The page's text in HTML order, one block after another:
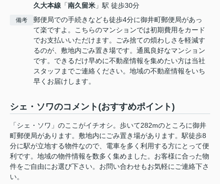
久大本線 「南久留米 」駅 徒歩30分
備考
郵便局での手続きなども徒歩4分に御井町郵便局があっ
て楽ですよ。こちらのマンションでは初期費用をカード
でお支払いいただけます。ごみ捨ての煩わしさを軽減す
るのが、敷地内ごみ置き場です。通風良好なマンション
です。できるだけ早めに不動産情報を集めたい方は当社
スタッフまでご連絡ください。地域の不動産情報をいち
早くお届けします。
シェ・ソワのコメント(おすすめポイント)
「シェ・ソワ」のここがイチオシ。歩いて282mのところに御井
町郵便局があります。敷地内にごみ置き場があります。駅徒歩8
分に駅が立地する物件なので、電車を多く利用する方にとって便
利です。地域の物件情報を数多く集めました。お客様に合った物
件をご自由にお選び下さい。お問い合わせもお気軽にご連絡下さ
い。